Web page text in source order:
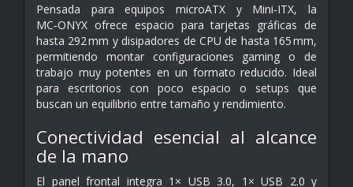
Pensada para equipos microATX y Mini‑ITX, la
MC‑ONYX ofrece espacio para tarjetas gráficas de
hasta 292 mm y disipadores de CPU de hasta 165 mm,
permitiendo montar configuraciones gaming o de
trabajo muy potentes en un formato reducido. Ideal
para escritorios con poco espacio o setups que
buscan un equilibrio entre tamaño y rendimiento.
Conectividad esencial al alcance
de la mano
El panel frontal integra 1× USB 3.0, 1× USB 2.0 y